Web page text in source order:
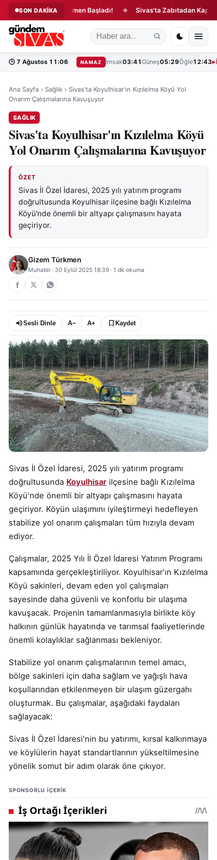
SON DAKİKA
Yeni Dönem Resmen Başladı! ◆ Sivas'ta Zabıtadan Kapsamlı
🕒 7 Ağustos 11:06 NAMAZ İmsak03:41 Güneş05:29Öğle12:43
Ana Sayfa › Sağlık › Sivas'ta Koyulhisar'ın Kızılelma Köyü Yol
Onarım Çalışmalarına Kavuşuyor
SAĞLIK
Sivas'ta Koyulhisar'ın Kızılelma Köyü
Yol Onarım Çalışmalarına Kavuşuyor
ÖZET
Sivas İl Özel İdaresi, 2025 yılı yatırım programı
doğrultusunda Koyulhisar ilçesine bağlı Kızılelma
Köyü'nde önemli bir altyapı çalışmasını hayata
geçiriyor.
Gizem Türkmen
Muhabir · 30 Eylül 2025 18:39 · 1 dk okuma
Sesli Dinle A− A+ Kaydet
Sivas İl Özel İdaresi, 2025 yılı yatırım programı
doğrultusunda Koyulhisar ilçesine bağlı Kızılelma
Köyü'nde önemli bir altyapı çalışmasını hayata
geçiriyor. Köyün ulaşımını iyileştirmeyi hedefleyen
stabilize yol onarım çalışmaları tüm hızıyla devam
ediyor.
Çalışmalar, 2025 Yılı İl Özel İdaresi Yatırım Programı
kapsamında gerçekleştiriliyor. Koyulhisar'ın Kızılelma
Köyü sakinleri, devam eden yol çalışmaları
sayesinde daha güvenli ve konforlu bir ulaşıma
kavuşacak. Projenin tamamlanmasıyla birlikte köy
halkının günlük hayatında ve tarımsal faaliyetlerinde
önemli kolaylıklar sağlanması bekleniyor.
Stabilize yol onarım çalışmalarının temel amacı,
bölge sakinleri için daha sağlam ve yağışlı hava
koşullarından etkilenmeyen bir ulaşım güzergahı
oluşturmak. Bu çalışmalar, aşağıdaki faydaları
sağlayacak:
Sivas İl Özel İdaresi'nin bu yatırımı, kırsal kalkınmaya
ve köylülerin hayat standartlarının yükseltilmesine
yönelik somut bir adım olarak öne çıkıyor.
SPONSORLU IÇERIK